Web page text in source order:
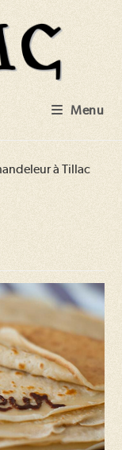
Menu
à Tillac